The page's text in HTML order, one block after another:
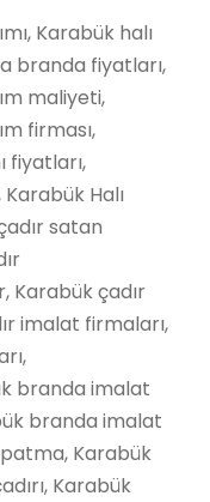
Karabük halı
branda fiyatları,
maliyeti,
firması,
fiyatları,
Halı
satan
Karabük çadır
imalat firmaları,
branda imalat
branda imalat
Karabük
Karabük